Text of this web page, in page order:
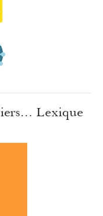
Lexique